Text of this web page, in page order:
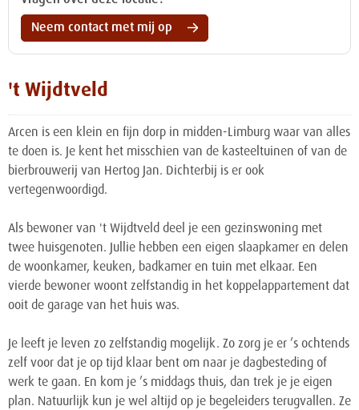
't Wijdtveld
Arcen is een klein en fijn dorp in midden-Limburg waar van alles
te doen is. Je kent het misschien van de kasteeltuinen of van de
bierbrouwerij van Hertog Jan. Dichterbij is er ook
vertegenwoordigd.
Als bewoner van 't Wijdtveld deel je een gezinswoning met
twee huisgenoten. Jullie hebben een eigen slaapkamer en delen
de woonkamer, keuken, badkamer en tuin met elkaar. Een
vierde bewoner woont zelfstandig in het koppelappartement dat
ooit de garage van het huis was.
Je leeft je leven zo zelfstandig mogelijk. Zo zorg je er ’s ochtends
zelf voor dat je op tijd klaar bent om naar je dagbesteding of
werk te gaan. En kom je ’s middags thuis, dan trek je je eigen
plan. Natuurlijk kun je wel altijd op je begeleiders terugvallen. Ze
Neem contact met mij op